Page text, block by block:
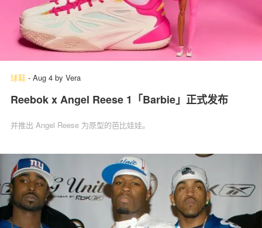
球鞋 - Aug 4 by Vera
Reebok x Angel Reese 1「Barbie」‌正式发布
并推出 Angel Reese 为原型的芭比娃娃。